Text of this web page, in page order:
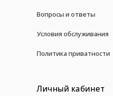
Вопросы и ответы
Условия обслуживания
Политика приватности
Личный кабинет